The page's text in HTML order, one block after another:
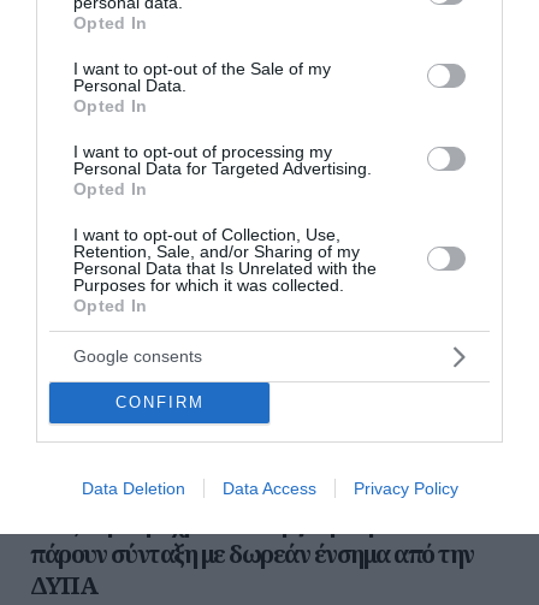
grant or deny consent to Google and its third-party tags to
use your data for below specified purposes in below Google
consent section.
Opted In
I want to opt-out of the Sale of my
Personal Data.
Opted In
I want to opt-out of processing my
Personal Data for Targeted Advertising.
Opted In
I want to opt-out of Collection, Use,
Retention, Sale, and/or Sharing of my
Personal Data that Is Unrelated with the
Purposes for which it was collected.
Opted In
Google consents
CONFIRM
Data Deletion Data Access Privacy Policy
διαβάστε ακόμη
πάρουν σύνταξη με δωρεάν ένσημα από την
ΔΥΠΑ